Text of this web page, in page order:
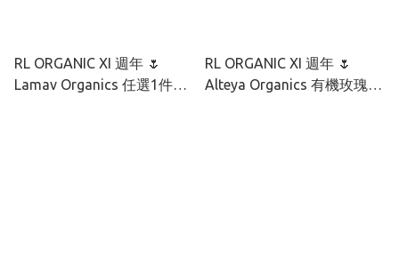
RL ORGANIC XI 週年 🌷
Lamav Organics 任選1件9
RL ORGANIC XI 週年 🌷
Alteya Organics 有機玫瑰彩